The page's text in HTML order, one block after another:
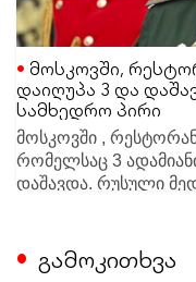
დაიღუპა 3 და
სამხედრო პირი
მოსკოვში ,
რომელსაც 3
დაშავდა. რუსული
ცნობით,
მიმდინარეობდა.
სავარაუდო ვერსიას
ვერსიით, უცნობმა
გამოკითხვა